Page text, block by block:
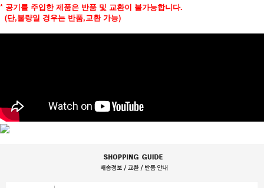
* 공기를 주입한 제품은 반품 및 교환이 불가능합니다.
(단,불량일 경우는 반품,교환 가능)